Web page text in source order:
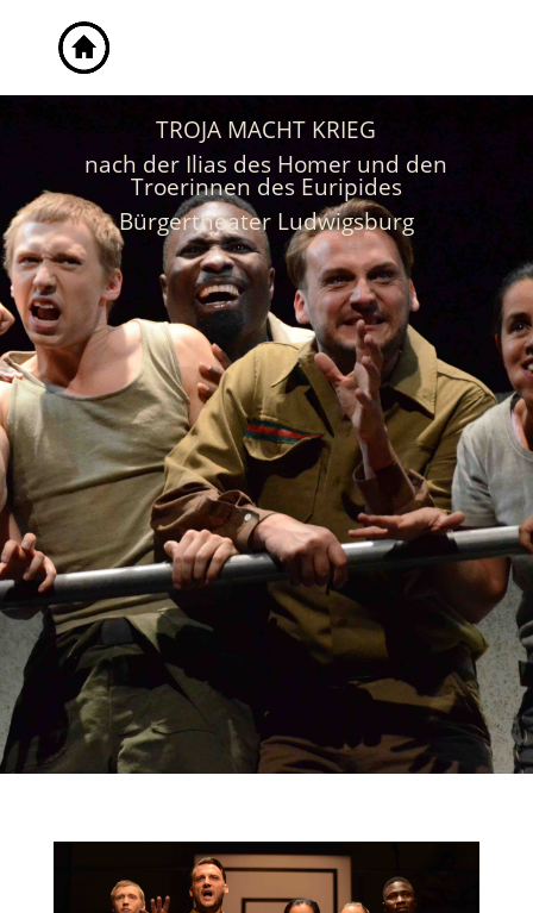
TROJA MACHT KRIEG
nach der Ilias des Homer und den
Troerinnen des Euripides
Bürgertheater Ludwigsburg